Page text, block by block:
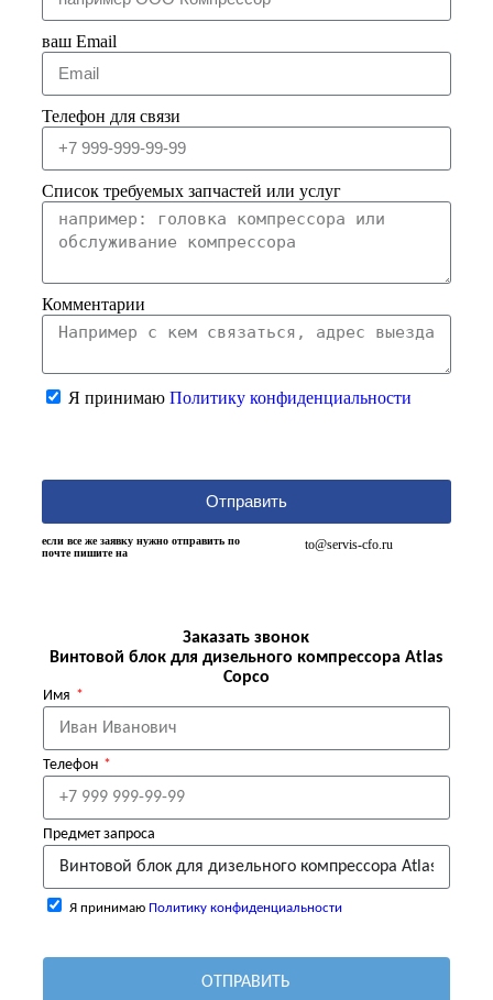
ваш Email
Телефон для связи
Список требуемых запчастей или услуг
Комментарии
Я принимаю Политику конфиденциальности
Отправить
если все же заявку нужно отправить по
почте пишите на
to@servis-cfo.ru
Заказать звонок
Винтовой блок для дизельного компрессора Atlas
Copco
Имя
Телефон
Предмет запроса
Я принимаю Политику конфиденциальности
ОТПРАВИТЬ